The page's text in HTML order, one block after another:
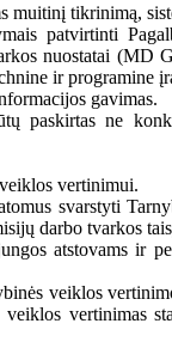
muitinį tikrinimą,
patvirtinti
nuostatai
ir programine
gavimas.
paskirtas ne
vertinimui.
svarstyti
darbo tvarkos
atstovams ir
veiklos
vertinimas